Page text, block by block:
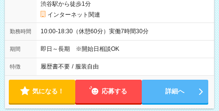
渋谷駅から徒歩1分
インターネット関連
勤務時間 10:00-18:30（休憩60分）実働7時間30分
期間 即日～長期 ※開始日相談OK
特徴 履歴書不要 / 服装自由
気になる！ 応募する 詳細へ